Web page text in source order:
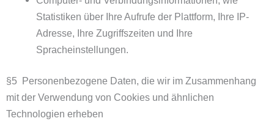
Statistiken über Ihre Aufrufe der Plattform, Ihre IP-
Adresse, Ihre Zugriffszeiten und Ihre
Spracheinstellungen.
§5 Personenbezogene Daten, die wir im Zusammenhang
mit der Verwendung von Cookies und ähnlichen
Technologien erheben